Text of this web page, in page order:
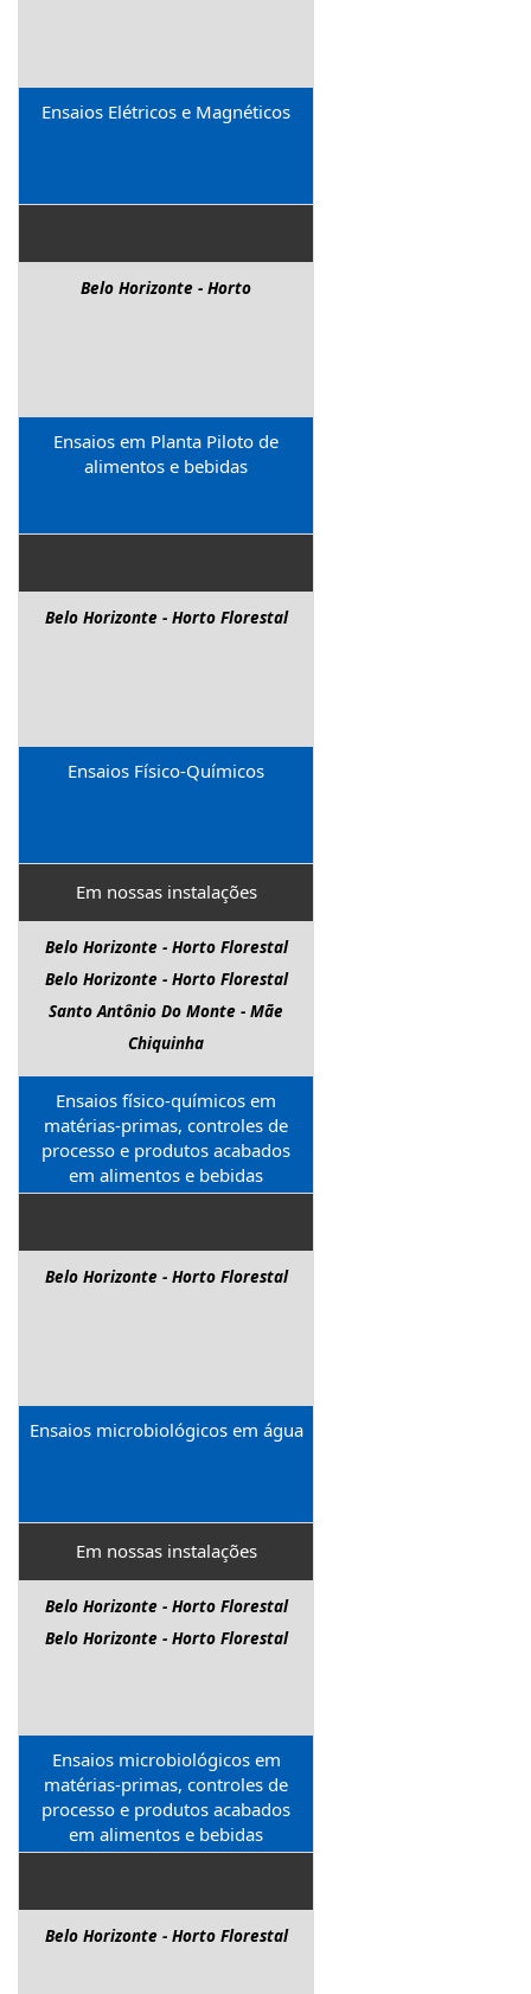
Ensaios Elétricos e Magnéticos
Belo Horizonte - Horto
Ensaios em Planta Piloto de
alimentos e bebidas
Belo Horizonte - Horto Florestal
Ensaios Físico-Químicos
Em nossas instalações
Belo Horizonte - Horto Florestal
Belo Horizonte - Horto Florestal
Santo Antônio Do Monte - Mãe
Chiquinha
Ensaios físico-químicos em
matérias-primas, controles de
processo e produtos acabados
em alimentos e bebidas
Belo Horizonte - Horto Florestal
Ensaios microbiológicos em água
Em nossas instalações
Belo Horizonte - Horto Florestal
Belo Horizonte - Horto Florestal
Ensaios microbiológicos em
matérias-primas, controles de
processo e produtos acabados
em alimentos e bebidas
Belo Horizonte - Horto Florestal